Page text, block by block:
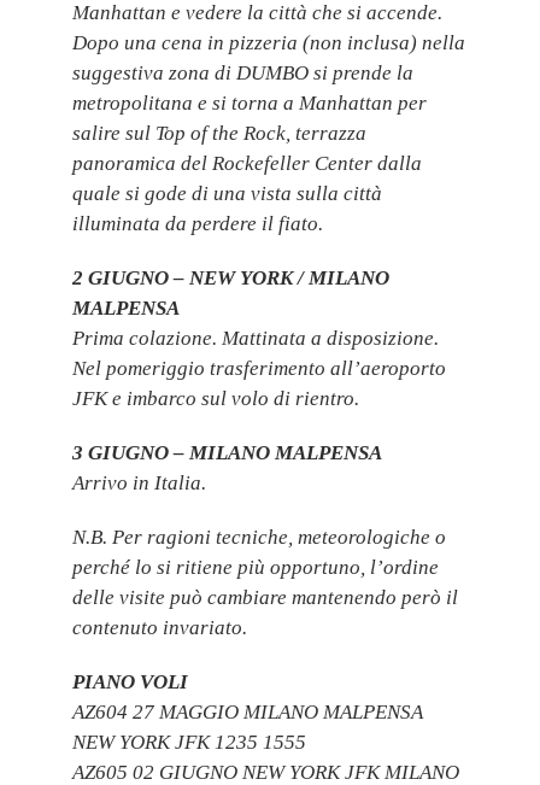
Manhattan e vedere la città che si accende.
Dopo una cena in pizzeria (non inclusa) nella
suggestiva zona di DUMBO si prende la
metropolitana e si torna a Manhattan per
salire sul Top of the Rock, terrazza
panoramica del Rockefeller Center dalla
quale si gode di una vista sulla città
illuminata da perdere il fiato.
2 GIUGNO – NEW YORK / MILANO
MALPENSA
Prima colazione. Mattinata a disposizione.
Nel pomeriggio trasferimento all’aeroporto
JFK e imbarco sul volo di rientro.
3 GIUGNO – MILANO MALPENSA
Arrivo in Italia.
N.B. Per ragioni tecniche, meteorologiche o
perché lo si ritiene più opportuno, l’ordine
delle visite può cambiare mantenendo però il
contenuto invariato.
PIANO VOLI
AZ604 27 MAGGIO MILANO MALPENSA
NEW YORK JFK 1235 1555
AZ605 02 GIUGNO NEW YORK JFK MILANO